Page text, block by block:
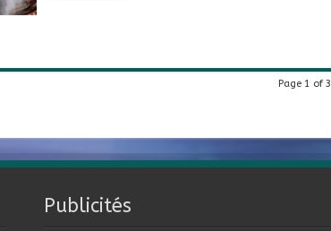
Page 1 of 3
Publicités